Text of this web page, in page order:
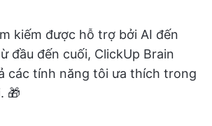
kiếm được hỗ trợ bởi AI đến
đầu đến cuối, ClickUp Brain
các tính năng tôi ưa thích trong
🎁